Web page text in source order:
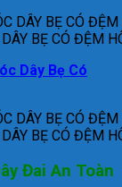
BẸ CÓ ĐỆM
Dây Bẹ Có
BẸ CÓ ĐỆM
ây Đai An Toàn